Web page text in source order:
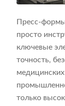
Пресс-
просто
ключевые
точность,
только